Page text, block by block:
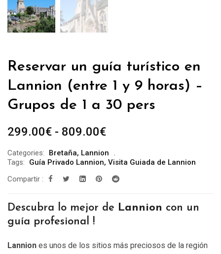
Reservar un guía turístico en
Lannion (entre 1 y 9 horas) –
Grupos de 1 a 30 pers
299.00€ - 809.00€Rango
precios:
desde
299.00€
hasta
809.00€
Categories: Bretaña, Lannion
Tags:
Guía Privado Lannion, Visita Guiada de Lannion
Compartir :
Descubra lo mejor de Lannion con un
guía profesional !
Lannion es unos de los sitios más preciosos de la región